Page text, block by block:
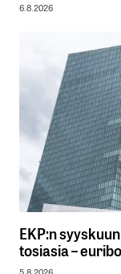
6.8.2026
EKP:n
tosiasia –